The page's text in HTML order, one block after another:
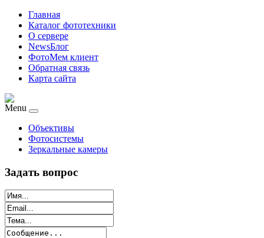
Главная
Каталог фототехники
О сервере
NewsБлог
ФотоМем клиент
Обратная связь
Карта сайта
Menu
Объективы
Фотосистемы
Зеркальные камеры
Задать вопрос